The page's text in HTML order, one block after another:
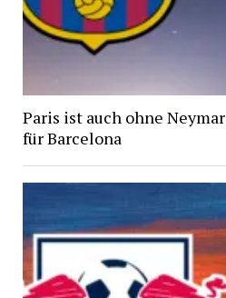
Paris ist auch ohne
für Barcelona